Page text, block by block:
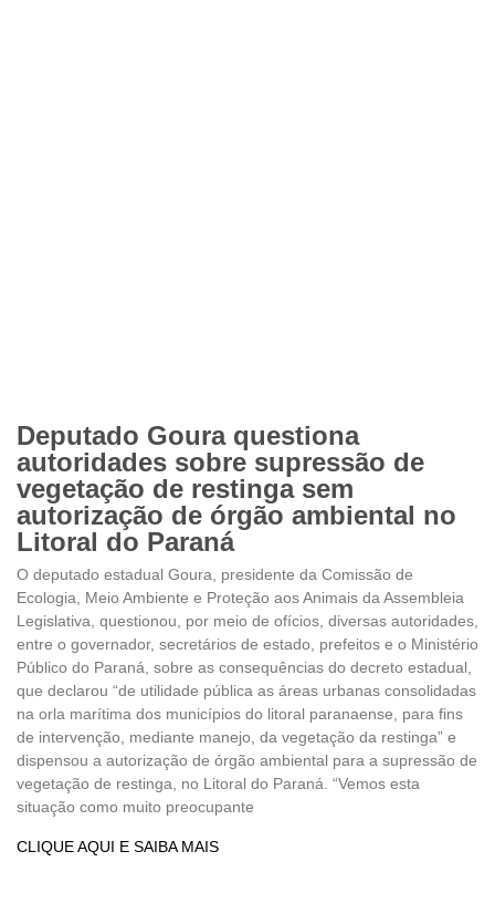
Deputado Goura questiona
autoridades sobre supressão de
vegetação de restinga sem
autorização de órgão ambiental no
Litoral do Paraná
O deputado estadual Goura, presidente da Comissão de
Ecologia, Meio Ambiente e Proteção aos Animais da Assembleia
Legislativa, questionou, por meio de ofícios, diversas autoridades,
entre o governador, secretários de estado, prefeitos e o Ministério
Público do Paraná, sobre as consequências do decreto estadual,
que declarou “de utilidade pública as áreas urbanas consolidadas
na orla marítima dos municípios do litoral paranaense, para fins
de intervenção, mediante manejo, da vegetação da restinga” e
dispensou a autorização de órgão ambiental para a supressão de
vegetação de restinga, no Litoral do Paraná. “Vemos esta
situação como muito preocupante
CLIQUE AQUI E SAIBA MAIS